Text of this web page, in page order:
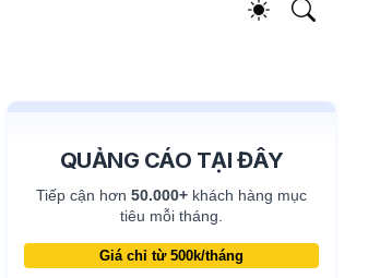
QUẢNG CÁO TẠI ĐÂY
Tiếp cận hơn 50.000+ khách hàng mục
tiêu mỗi tháng.
Giá chỉ từ 500k/tháng